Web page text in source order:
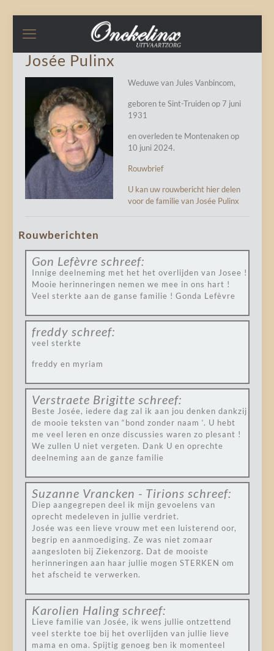
Josée Pulinx
Weduwe van Jules Vanbincom,
geboren te Sint-Truiden op 7 juni
1931
en overleden te Montenaken op
10 juni 2024.
Rouwbrief
U kan uw rouwbericht hier delen
voor de familie van Josée Pulinx
Rouwberichten
Gon Lefèvre schreef:
Innige deelneming met het het overlijden van Josee !
Mooie herinneringen nemen we mee in ons hart !
Veel sterkte aan de ganse familie ! Gonda Lefèvre
freddy schreef:
veel sterkte
freddy en myriam
Verstraete Brigitte schreef:
Beste Josée, iedere dag zal ik aan jou denken dankzij
de mooie teksten van “bond zonder naam ‘. U hebt
me veel leren en onze discussies waren zo plesant !
We zullen U niet vergeten. Dank U en oprechte
deelneming aan de ganze familie
Suzanne Vrancken - Tirions schreef:
Diep aangegrepen deel ik mijn gevoelens van
oprecht medeleven in jullie verdriet.
Josée was een lieve vrouw met een luisterend oor,
begrip en aanmoediging. Ze was niet zomaar
aangesloten bij Ziekenzorg. Dat de mooiste
herinneringen aan haar jullie mogen STERKEN om
het afscheid te verwerken.
Karolien Haling schreef:
Lieve familie van Josée, ik wens jullie ontzettend
veel sterkte toe bij het overlijden van jullie lieve
mama en oma. Spijtig genoeg ben ik momenteel